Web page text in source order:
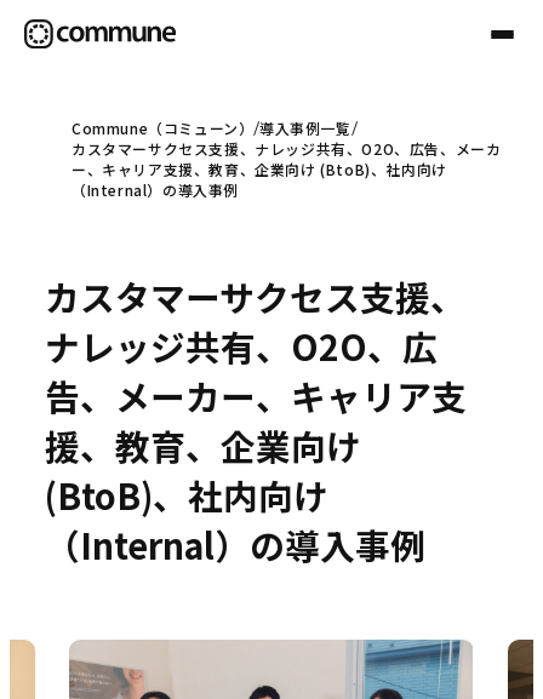
Communeについて
事例
セミナー
お役立ち情報
Commune（コミューン）
導入事例一覧
カスタマーサクセス支援、ナレッジ共有、O2O、広告、メーカ
ー、キャリア支援、教育、企業向け (BtoB)、社内向け
（Internal）の導入事例
カスタマーサクセス支援、
ナレッジ共有、O2O、広
告、メーカー、キャリア支
援、教育、企業向け
(BtoB)、社内向け
（Internal）の導入事例